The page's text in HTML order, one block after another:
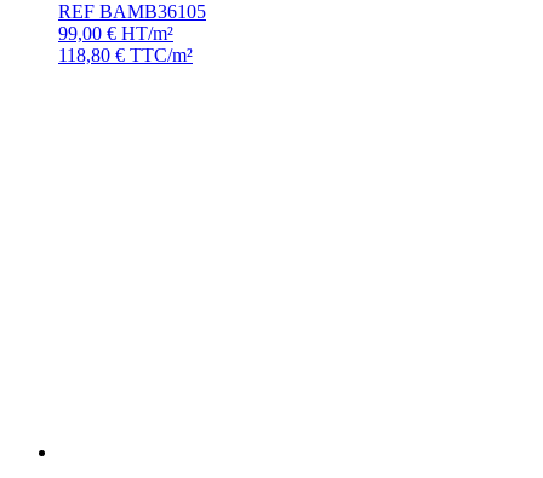
REF BAMB36105
99,00 € HT/m²
118,80 € TTC/m²